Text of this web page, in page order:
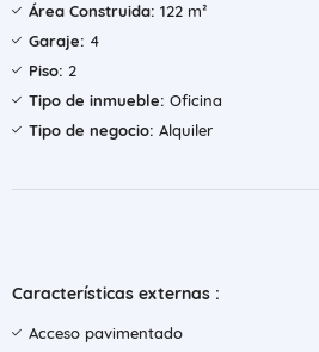
Área Construida: 122 m²
Garaje: 4
Piso: 2
Tipo de inmueble: Oficina
Tipo de negocio: Alquiler
Características externas :
Acceso pavimentado